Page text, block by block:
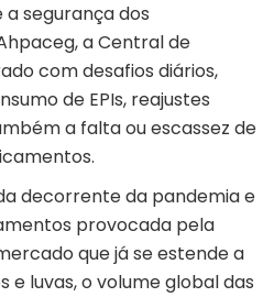
a segurança dos
a Central de
com desafios diários,
de EPIs, reajustes
a falta ou escassez de
decorrente da pandemia e
provocada pela
que já se estende a
e luvas, o volume global das